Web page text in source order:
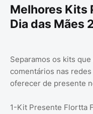
Melhores Kits
Dia das Mães
Separamos os kits
comentários nas
oferecer de presente
1-Kit Presente Flortta